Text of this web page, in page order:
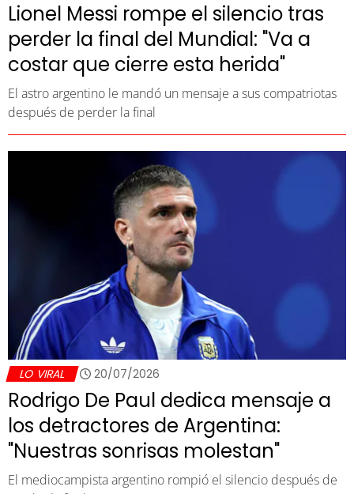
Lionel Messi rompe el silencio tras
perder la final del Mundial: "Va a
costar que cierre esta herida"
El astro argentino le mandó un mensaje a sus compatriotas
después de perder la final
LO VIRAL 20/07/2026
Rodrigo De Paul dedica mensaje a
los detractores de Argentina:
"Nuestras sonrisas molestan"
El mediocampista argentino rompió el silencio después de